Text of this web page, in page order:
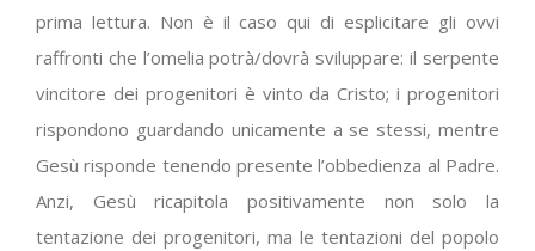
prima lettura. Non è il caso qui di esplicitare gli ovvi
raffronti che l’omelia potrà/dovrà sviluppare: il serpente
vincitore dei progenitori è vinto da Cristo; i progenitori
rispondono guardando unicamente a se stessi, mentre
Gesù risponde tenendo presente l’obbedienza al Padre.
Anzi, Gesù ricapitola positivamente non solo la
tentazione dei progenitori, ma le tentazioni del popolo